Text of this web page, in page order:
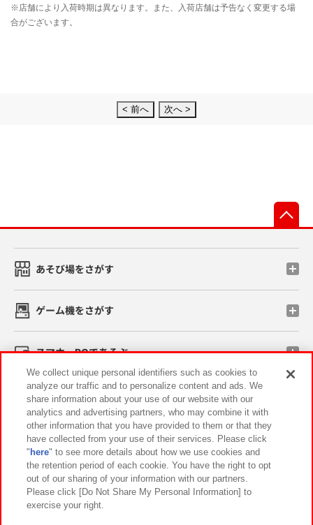
< 前へ 次へ >
あそび場をさがす
ゲーム機をさがす
スマホ・PCであそぶ
イベント・キャンペーン
関連会社 サステナビリティ サイトポリシー
プライバシーポリシー ウェブアクセシビリティ方針と検証結果
お取引先さまとともに
We collect unique personal identifiers such as cookies to
analyze our traffic and to personalize content and ads. We
share information about your use of our website with our
analytics and advertising partners, who may combine it with
other information that you have provided to them or that they
have collected from your use of their services. Please click
" here" to see more details about how we use cookies and
the retention period of each cookie. You have the right to opt
out of our sharing of your information with our partners.
Please click [Do Not Share My Personal Information] to
exercise your right.